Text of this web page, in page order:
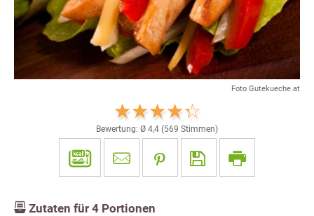
Foto Gutekueche.at
Bewertung: Ø 4,4 (569 Stimmen)
Zutaten für 4 Portionen